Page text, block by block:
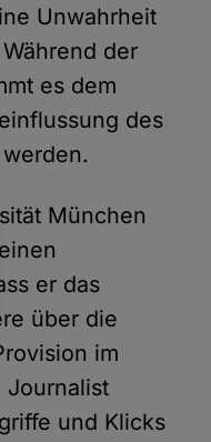
Unwahrheit
der
es dem
des
München
er das
über die
im
Journalist
und Klicks